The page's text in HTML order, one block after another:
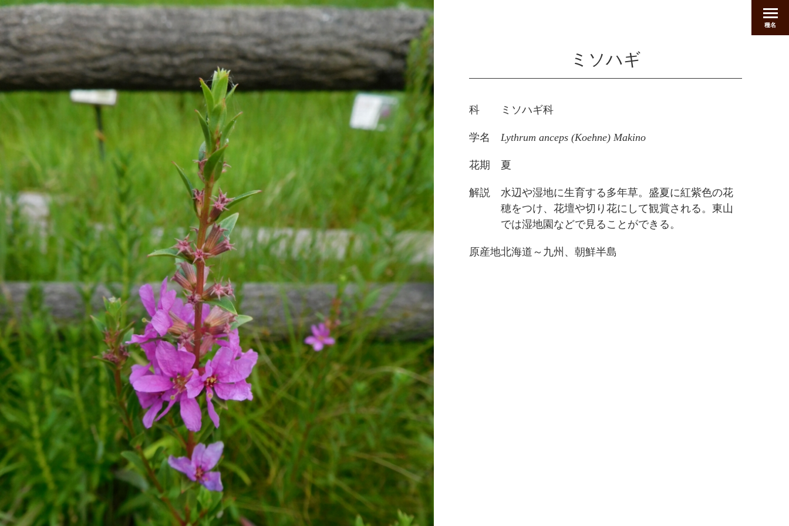
ミソハギ
科 ミソハギ科
学名 Lythrum anceps (Koehne) Makino
花期 夏
解説
水辺や湿地に生育する多年草。盛夏に紅紫色の花
穂をつけ、花壇や切り花にして観賞される。東山
では湿地園などで見ることができる。
原産地北海道～九州、朝鮮半島
種名